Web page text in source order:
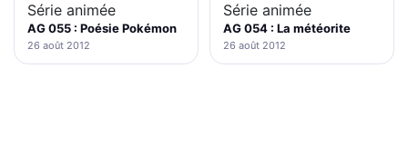
Série animée
AG 055 : Poésie Pokémon
26 août 2012
Série animée
AG 054 : La météorite
26 août 2012